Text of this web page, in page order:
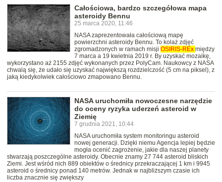
Całościowa, bardzo szczegółowa mapa
asteroidy Bennu
25 marca 2020, 11:46
NASA zaprezentowała całościową mapę
powierzchni asteroidy Bennu. To kolaż zdjęć
zgromadzonych w ramach misji OSIRIS-REx między
7 marca a 19 kwietnia 2019 r. By uzyskać mozaikę,
wykorzystano aż 2155 zdjęć wykonanych przez PolyCam. Naukowcy z NASA
chwalą się, że udało się uzyskać największą rozdzielczość (5 cm na piksel), z
jaką kiedykolwiek całościowo zmapowano Bennu.
NASA uruchomiła nowoczesne narzędzie
do oceny ryzyka uderzeń asteroid w
Ziemię
7 grudnia 2021, 10:44
NASA uruchomiła system monitoringu asteroid
nowej generacji. Dzięki niemu Agencja lepiej będzie
mogła ocenić zagrożenie, jakie dla naszej planety
stwarzają poszczególne asteroidy. Obecnie znamy 27 744 asteroid bliskich
Ziemi. Jest wśród nich 889 obiektów o średnicy przekraczającej 1 km i 9945
asteroid o średnicy ponad 140 metrów. Jednak w najbliższym czasie ich
liczba znacznie się zwiększy